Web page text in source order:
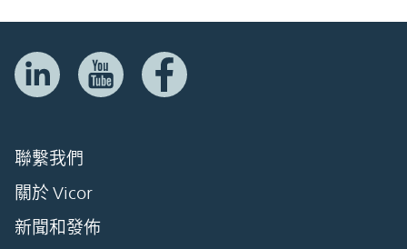
聯繫我們
關於 Vicor
新聞和發佈